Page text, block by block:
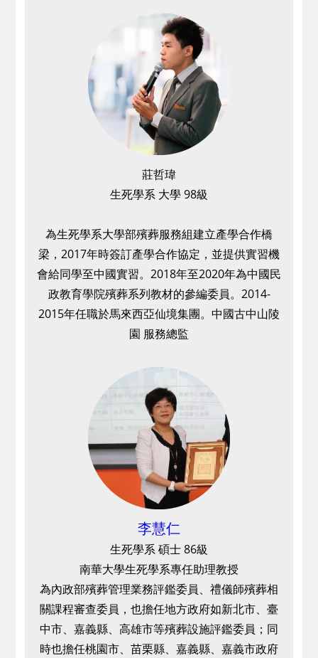
莊哲瑋
生死學系 大學 98級
為生死學系大學部殯葬服務組建立產學合作橋
梁，2017年時簽訂產學合作協定，並提供實習機
會給同學至中國實習。2018年至2020年為中國民
政教育學院殯葬系列教材的參編委員。2014-
2015年任職於馬來西亞仙境集團。 中國古中山陵
園 服務總監
李慧仁
生死學系 碩士 86級
南華大學生死學系專任助理教授
為內政部殯葬管理業務評鑑委員、禮儀師殯葬相
關課程審查委員，也擔任地方政府如新北市、臺
中市、嘉義縣、高雄市等殯葬設施評鑑委員；同
時也擔任桃園市、苗栗縣、嘉義縣、嘉義市政府